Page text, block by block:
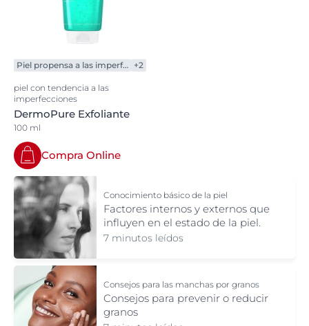
Piel propensa a las imperfecciones +2
piel con tendencia a las
imperfecciones
DermoPure Exfoliante
100 ml
Compra Online
Conocimiento básico de la piel
Factores internos y externos que
influyen en el estado de la piel.
7 minutos leídos
Consejos para las manchas por granos
Consejos para prevenir o reducir
granos